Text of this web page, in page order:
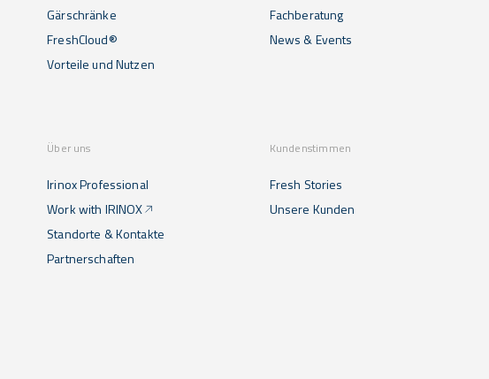
Gärschränke
FreshCloud®
Vorteile und Nutzen
Fachberatung
News & Events
Über uns
Irinox Professional
Work with IRINOX
Standorte & Kontakte
Partnerschaften
Kundenstimmen
Fresh Stories
Unsere Kunden